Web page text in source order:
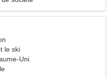
le ski
Uni